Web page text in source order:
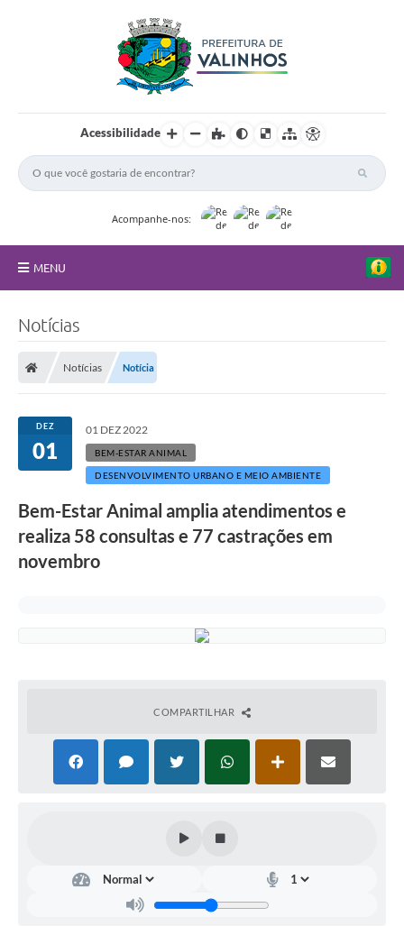
Acessibilidade
Acompanhe-nos:
MENU
Secretarias
Atos Oficiais
Transparência
Programa Famílias Fortes
Contratação de estagiário - estudante de Direito -
Procuradoria do Município de Valinhos
Galeria de Fotos
Audiências Públicas
Notícias
Notícias Notícia
DEZ
01
01 DEZ 2022
BEM-ESTAR ANIMAL
DESENVOLVIMENTO URBANO E MEIO AMBIENTE
Bem-Estar Animal amplia atendimentos e
realiza 58 consultas e 77 castrações em
novembro
COMPARTILHAR